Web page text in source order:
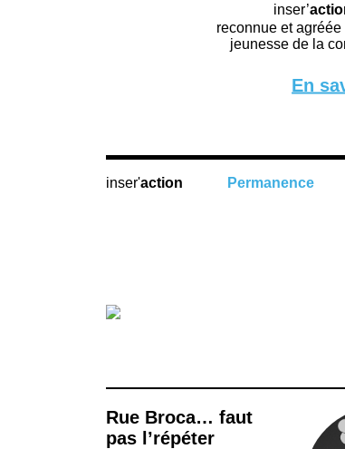
inser’
reconnue et
jeunesse de la
En
action Permanence
Rue Broca… faut
pas l’répéter